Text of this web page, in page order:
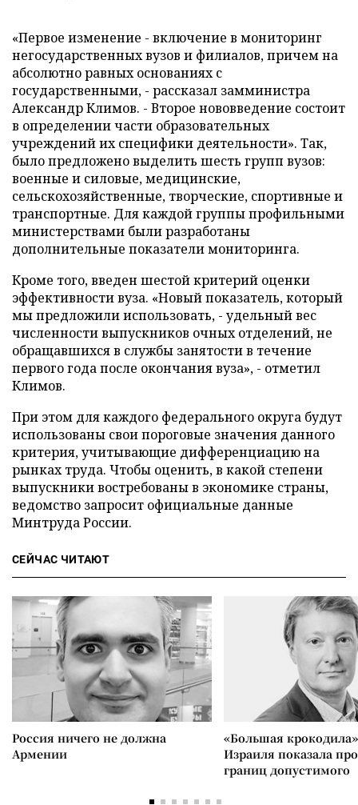
«Первое изменение - включение в мониторинг
негосударственных вузов и филиалов, причем на
абсолютно равных основаниях с
государственными, - рассказал замминистра
Александр Климов. - Второе нововведение состоит
в определении части образовательных
учреждений их специфики деятельности». Так,
было предложено выделить шесть групп вузов:
военные и силовые, медицинские,
сельскохозяйственные, творческие, спортивные и
транспортные. Для каждой группы профильными
министерствами были разработаны
дополнительные показатели мониторинга.
Кроме того, введен шестой критерий оценки
эффективности вуза. «Новый показатель, который
мы предложили использовать, - удельный вес
численности выпускников очных отделений, не
обращавшихся в службы занятости в течение
первого года после окончания вуза», - отметил
Климов.
При этом для каждого федерального округа будут
использованы свои пороговые значения данного
критерия, учитывающие дифференциацию на
рынках труда. Чтобы оценить, в какой степени
выпускники востребованы в экономике страны,
ведомство запросит официальные данные
Минтруда России.
СЕЙЧАС ЧИТАЮТ
Россия ничего не должна
Армении
«Большая
Израиля показала
границ допустимого